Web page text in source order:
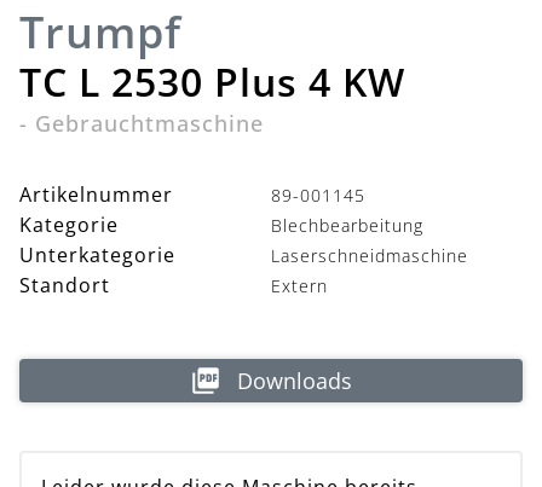
Trumpf
TC L 2530 Plus 4 KW
- Gebrauchtmaschine
Artikelnummer 89-001145
Kategorie Blechbearbeitung
Unterkategorie Laserschneidmaschine
Standort Extern
Downloads